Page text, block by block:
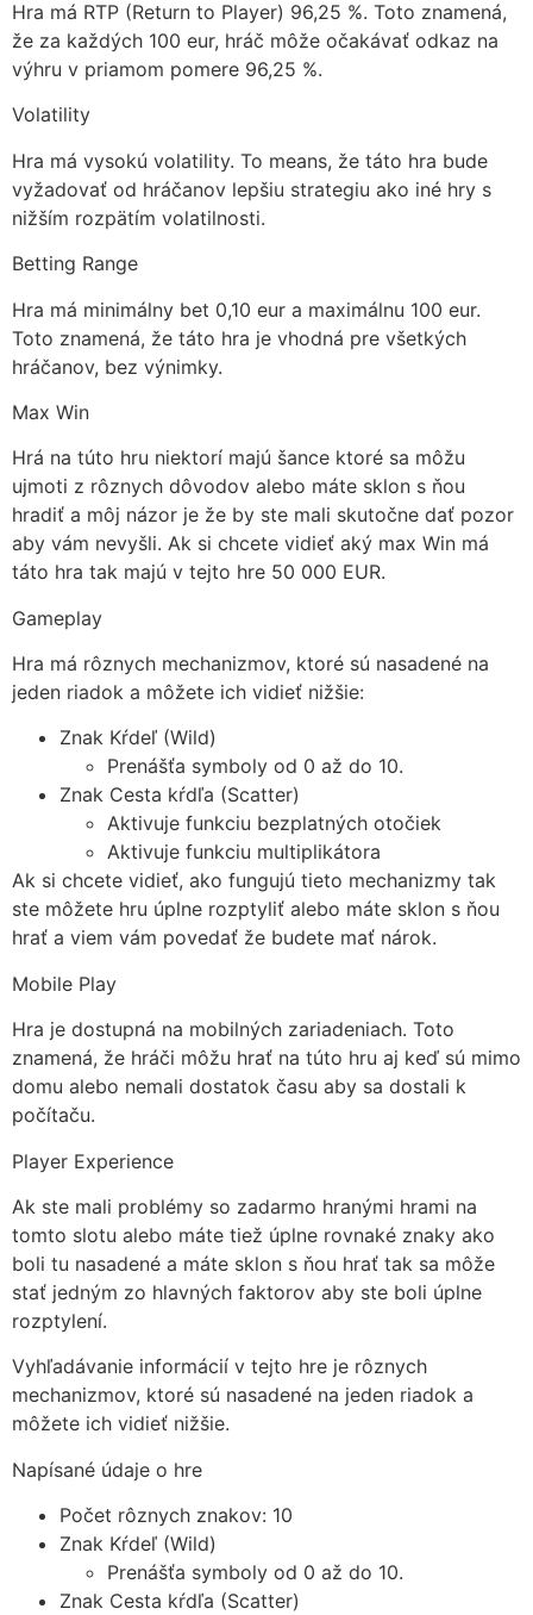
Hra má RTP (Return to Player) 96,25 %. Toto znamená,
že za každých 100 eur, hráč môže očakávať odkaz na
výhru v priamom pomere 96,25 %.
Volatility
Hra má vysokú volatility. To means, že táto hra bude
vyžadovať od hráčanov lepšiu strategiu ako iné hry s
nižším rozpätím volatilnosti.
Betting Range
Hra má minimálny bet 0,10 eur a maximálnu 100 eur.
Toto znamená, že táto hra je vhodná pre všetkých
hráčanov, bez výnimky.
Max Win
Hrá na túto hru niektorí majú šance ktoré sa môžu
ujmoti z rôznych dôvodov alebo máte sklon s ňou
hradiť a môj názor je že by ste mali skutočne dať pozor
aby vám nevyšli. Ak si chcete vidieť aký max Win má
táto hra tak majú v tejto hre 50 000 EUR.
Gameplay
Hra má rôznych mechanizmov, ktoré sú nasadené na
jeden riadok a môžete ich vidieť nižšie:
Znak Kŕdeľ (Wild)
Prenášťa symboly od 0 až do 10.
Znak Cesta kŕdľa (Scatter)
Aktivuje funkciu bezplatných otočiek
Aktivuje funkciu multiplikátora
Ak si chcete vidieť, ako fungujú tieto mechanizmy tak
ste môžete hru úplne rozptyliť alebo máte sklon s ňou
hrať a viem vám povedať že budete mať nárok.
Mobile Play
Hra je dostupná na mobilných zariadeniach. Toto
znamená, že hráči môžu hrať na túto hru aj keď sú mimo
domu alebo nemali dostatok času aby sa dostali k
počítaču.
Player Experience
Ak ste mali problémy so zadarmo hranými hrami na
tomto slotu alebo máte tiež úplne rovnaké znaky ako
boli tu nasadené a máte sklon s ňou hrať tak sa môže
stať jedným zo hlavných faktorov aby ste boli úplne
rozptylení.
Vyhľadávanie informácií v tejto hre je rôznych
mechanizmov, ktoré sú nasadené na jeden riadok a
môžete ich vidieť nižšie.
Napísané údaje o hre
Počet rôznych znakov: 10
Znak Kŕdeľ (Wild)
Prenášťa symboly od 0 až do 10.
Znak Cesta kŕdľa (Scatter)